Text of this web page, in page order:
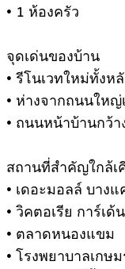
• 1 ห้องครัว
จุดเด่นของบ้าน
• รีโนเวทใหม่ทั้งห
• ห่างจากถนนใหญ่
• ถนนหน้าบ้านกว้า
สถานที่สำคัญใกล้เ
• เดอะมอลล์ บางแ
• วิคตอเรีย การ์เด้
• ตลาดหนองแขม
• โรงพยาบาลเกษ